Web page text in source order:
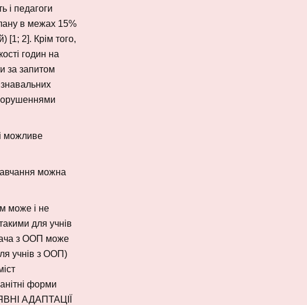
і педагоги
в межах 15%
[1; 2]. Крім того,
годин на
за запитом
можливе
можна
може і не
для учнів
з ООП може
учнів з ООП)
форми
АДАПТАЦІЇ